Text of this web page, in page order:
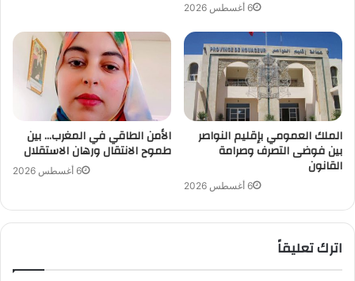
6 أغسطس 2026
الأمن الطاقي في المغرب… بين
طموح الانتقال ورهان الاستقلال
6 أغسطس 2026
الملك العمومي بإقليم النواصر
بين فوضى التصرف وصرامة
القانون
6 أغسطس 2026
اترك تعليقاً